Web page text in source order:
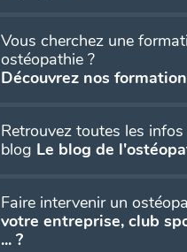
Vous cherchez une
ostéopathie ?
Découvrez nos
Retrouvez toutes les
blog Le blog de
Faire intervenir un
votre entreprise, club
... ?